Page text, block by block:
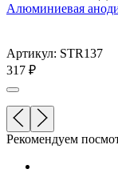
Алюминиевая
Артикул: STR137
317 ₽
Рекомендуем